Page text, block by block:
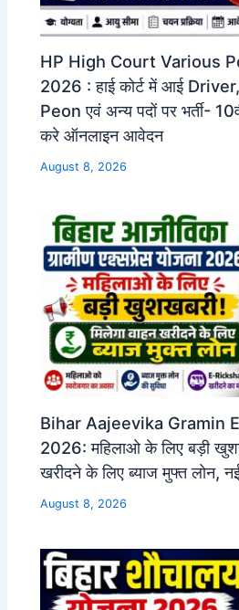
HP High Court Various
2026 : हाई कोर्ट में आई
Peon एवं अन्य पदों पर भर्ती-
करे ऑनलाइन आवेदन
August 8, 2026
Bihar Aajeevika Gramin
2026: महिलाओ के लिए बड़ी
खरीदने के लिए ब्याज मुफ्त लोन,
August 8, 2026